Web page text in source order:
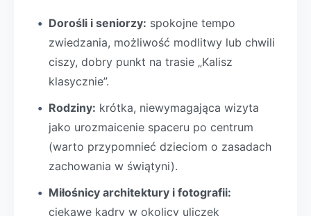
Dorośli i seniorzy: spokojne tempo
zwiedzania, możliwość modlitwy lub chwili
ciszy, dobry punkt na trasie „Kalisz
klasycznie”.
Rodziny: krótka, niewymagająca wizyta
jako urozmaicenie spaceru po centrum
(warto przypomnieć dzieciom o zasadach
zachowania w świątyni).
Miłośnicy architektury i fotografii:
ciekawe kadry w okolicy uliczek